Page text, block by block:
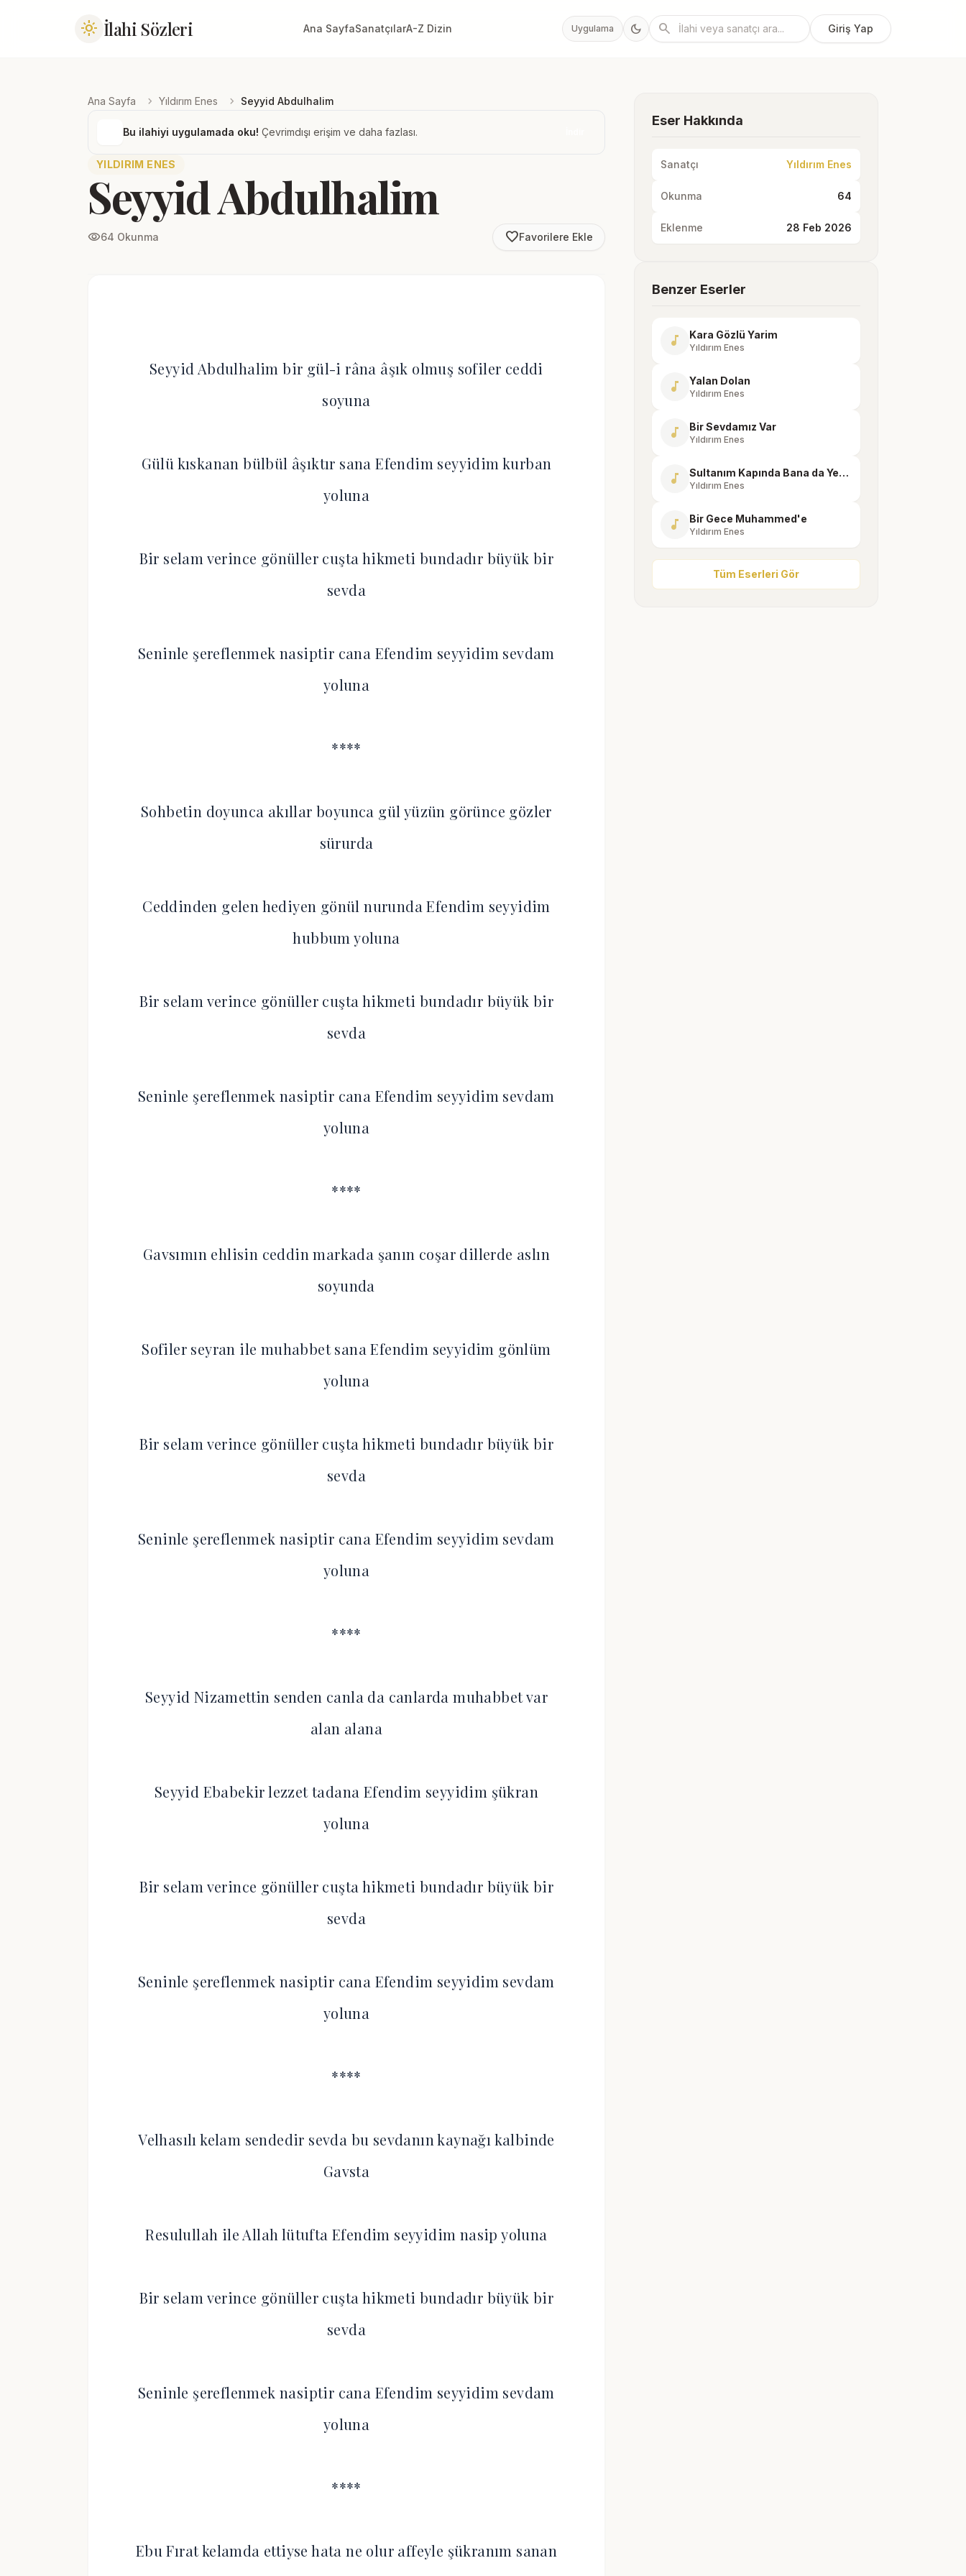
light_mode İlahi Sözleri Ana SayfaSanatçılarA-Z Dizin Uygulama dark_mode search Giriş Yap
Ana Sayfa chevron_right Yıldırım Enes chevron_right Seyyid Abdulhalim
Bu ilahiyi uygulamada oku! Çevrimdışı erişim ve daha fazlası.
YILDIRIM ENES
Seyyid Abdulhalim
visibility64 Okunma favorite_borderFavorilere Ekle
Seyyid Abdulhalim bir gül-i râna âşık olmuş sofiler ceddi
soyuna
Gülü kıskanan bülbül âşıktır sana Efendim seyyidim kurban
yoluna
Bir selam verince gönüller cuşta hikmeti bundadır büyük bir
sevda
Seninle şereflenmek nasiptir cana Efendim seyyidim sevdam
yoluna
****
Sohbetin doyunca akıllar boyunca gül yüzün görünce gözler
sürurda
Ceddinden gelen hediyen gönül nurunda Efendim seyyidim
hubbum yoluna
Bir selam verince gönüller cuşta hikmeti bundadır büyük bir
sevda
Seninle şereflenmek nasiptir cana Efendim seyyidim sevdam
yoluna
****
Gavsımın ehlisin ceddin markada şanın coşar dillerde aslın
soyunda
Sofiler seyran ile muhabbet sana Efendim seyyidim gönlüm
yoluna
Bir selam verince gönüller cuşta hikmeti bundadır büyük bir
sevda
Seninle şereflenmek nasiptir cana Efendim seyyidim sevdam
yoluna
****
Seyyid Nizamettin senden canla da canlarda muhabbet var
alan alana
Seyyid Ebabekir lezzet tadana Efendim seyyidim şükran
yoluna
Bir selam verince gönüller cuşta hikmeti bundadır büyük bir
sevda
Seninle şereflenmek nasiptir cana Efendim seyyidim sevdam
yoluna
****
Velhasılı kelam sendedir sevda bu sevdanın kaynağı kalbinde
Gavsta
Resulullah ile Allah lütufta Efendim seyyidim nasip yoluna
Bir selam verince gönüller cuşta hikmeti bundadır büyük bir
sevda
Seninle şereflenmek nasiptir cana Efendim seyyidim sevdam
yoluna
****
Ebu Fırat kelamda ettiyse hata ne olur affeyle şükranım sanan
Eser Hakkında
Sanatçı Yıldırım Enes
Okunma 64
Eklenme 28 Feb 2026
Benzer Eserler
music_note Kara Gözlü Yarim
Yıldırım Enes
music_note Yalan Dolan
Yıldırım Enes
music_note Bir Sevdamız Var
Yıldırım Enes
music_note Sultanım Kapında Bana da Yer Ver
Yıldırım Enes
music_note Bir Gece Muhammed'e
Yıldırım Enes
Tüm Eserleri Gör